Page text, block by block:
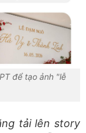
để tạo ảnh "lễ
tải lên story